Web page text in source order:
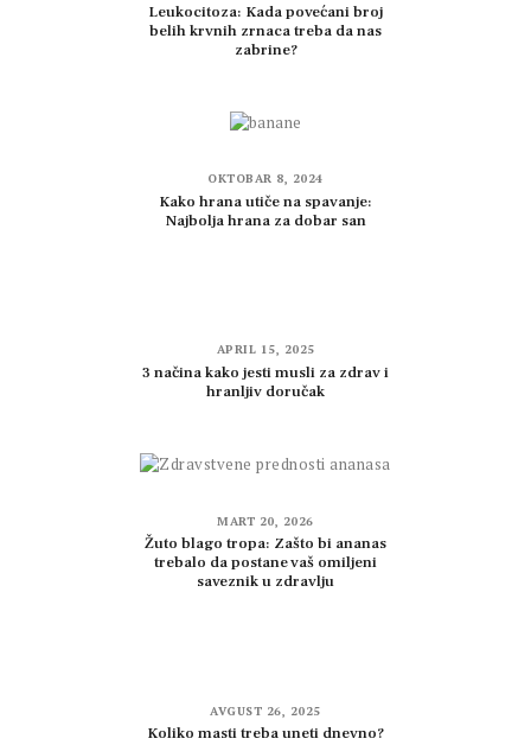
Leukocitoza: Kada povećani broj
belih krvnih zrnaca treba da nas
zabrine?
OKTOBAR 8, 2024
Kako hrana utiče na spavanje:
Najbolja hrana za dobar san
APRIL 15, 2025
3 načina kako jesti musli za zdrav i
hranljiv doručak
MART 20, 2026
Žuto blago tropa: Zašto bi ananas
trebalo da postane vaš omiljeni
saveznik u zdravlju
AVGUST 26, 2025
Koliko masti treba uneti dnevno?